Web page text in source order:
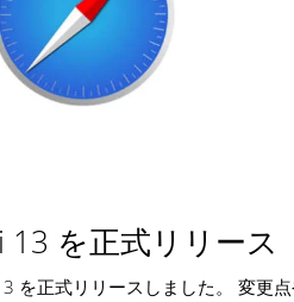
13 を正式リリース
を正式リリースしました。 変更